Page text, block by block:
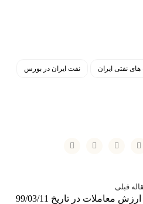
نفتی ایران نفت ایران در بورس
قبلی